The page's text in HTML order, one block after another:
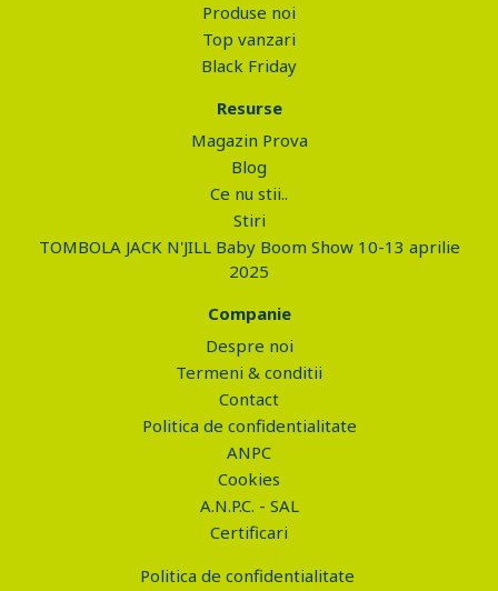
Produse noi
Top vanzari
Black Friday
Resurse
Magazin Prova
Blog
Ce nu stii..
Stiri
TOMBOLA JACK N'JILL Baby Boom Show 10-13 aprilie
2025
Companie
Despre noi
Termeni & conditii
Contact
Politica de confidentialitate
ANPC
Cookies
A.N.P.C. - SAL
Certificari
Politica de confidentialitate